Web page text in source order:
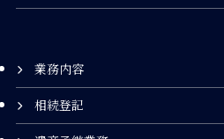
業務内容
相続登記